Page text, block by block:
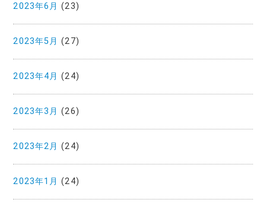
2023年6月 (23)
2023年5月 (27)
2023年4月 (24)
2023年3月 (26)
2023年2月 (24)
2023年1月 (24)